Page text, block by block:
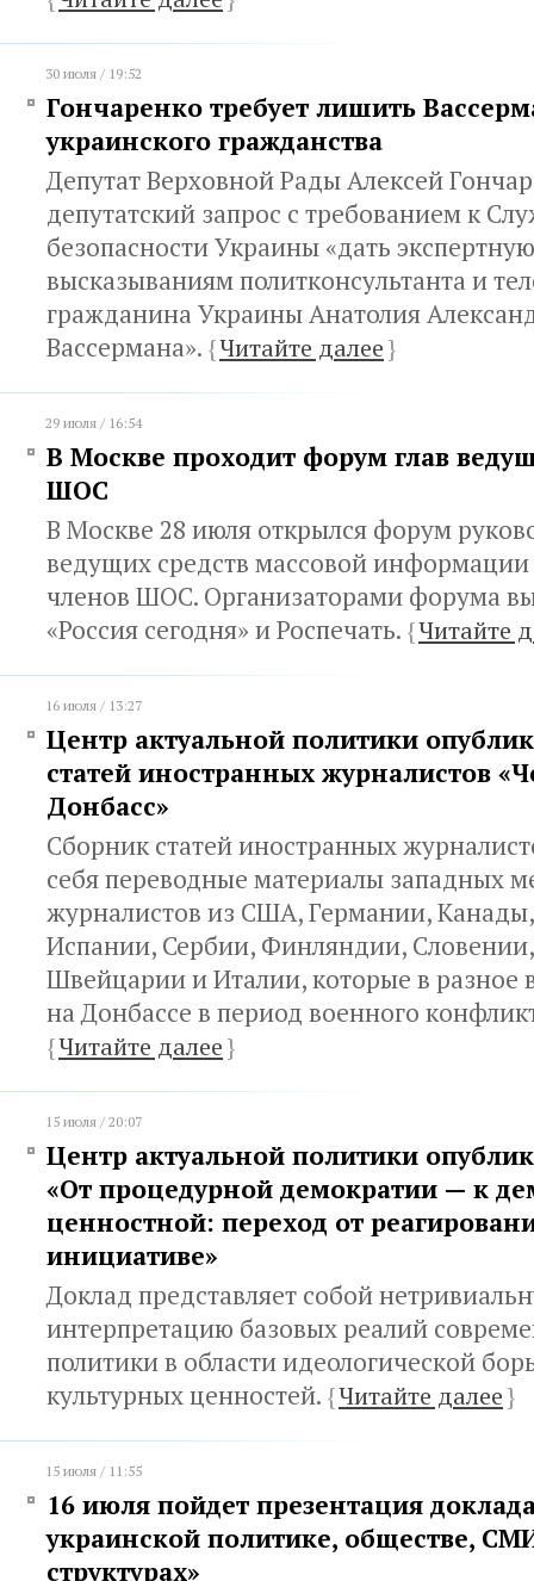
30 июля / 19:52
Гончаренко требует лишить
украинского гражданства
Депутат Верховной Рады Алексей
депутатский запрос с требованием к
безопасности Украины «дать
высказываниям политконсультанта и
гражданина Украины Анатолия
Вассермана». {Читайте далее}
29 июля / 16:54
В Москве проходит форум глав
ШОС
В Москве 28 июля открылся форум
ведущих средств массовой информации
членов ШОС. Организаторами форума
«Россия сегодня» и Роспечать. {Читайте
16 июля / 13:27
Центр актуальной политики
статей иностранных журналистов
Донбасс»
Сборник статей иностранных
себя переводные материалы западных
журналистов из США, Германии,
Испании, Сербии, Финляндии,
Швейцарии и Италии, которые в разное
на Донбассе в период военного
{Читайте далее}
15 июля / 20:07
Центр актуальной политики
«От процедурной демократии — к
ценностной: переход от
инициативе»
Доклад представляет собой
интерпретацию базовых реалий
политики в области идеологической
культурных ценностей. {Читайте далее}
15 июля / 11:55
16 июля пойдет презентация
украинской политике, обществе,
структурах»